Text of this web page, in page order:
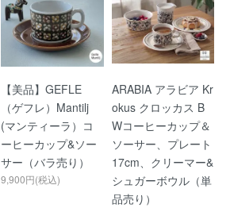
【美品】GEFLE
（ゲフレ）Mantilj
(マンティーラ）コ
ーヒーカップ&ソー
サー（バラ売り）
9,900円(税込)
ARABIA アラビア Kr
okus クロッカス B
Wコーヒーカップ＆
ソーサー、プレート
17cm、クリーマー&
シュガーボウル（単
品売り）